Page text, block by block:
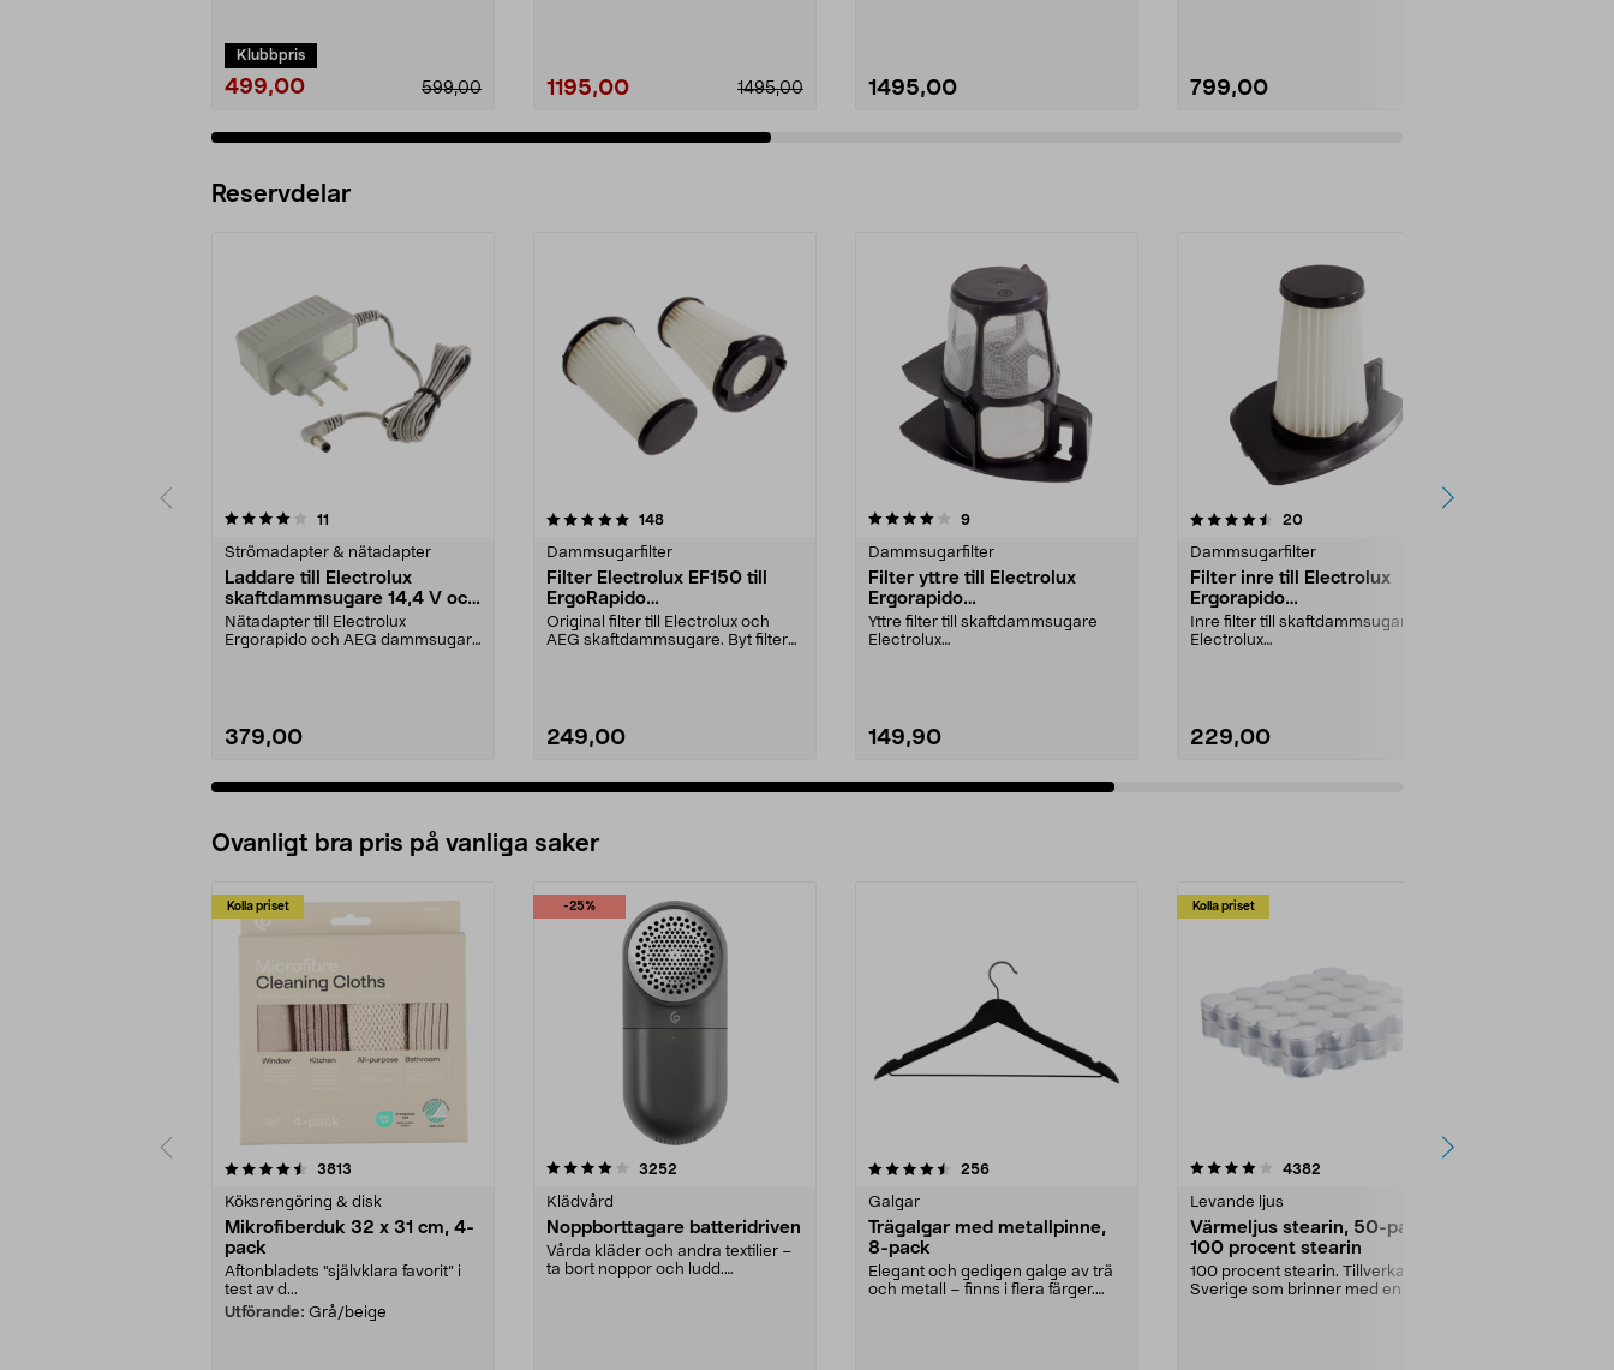
Klubbpris
499,00 599,00 1195,00 1495,00 1495,00 799,00
Reservdelar
11
Strömadapter & nätadapter
Laddare till Electrolux
skaftdammsugare 14,4 V och
18 V
Nätadapter till Electrolux
Ergorapido och AEG dammsugare
379,00
5.0av 5 stjärnor 148recensioner
Dammsugarfilter
Filter Electrolux EF150 till
ErgoRapido
skaftdammsugare
Original filter till Electrolux och
AEG skaftdammsugare. Byt filter
249,00
4.0av 5 stjärnor 9recensioner
Dammsugarfilter
Filter yttre till Electrolux
Ergorapido
skaftdammsugare
Yttre filter till skaftdammsugare
Electrolux
149,90
4.5av 5 stjärnor 20recensioner
Dammsugarfilter
Filter inre till Electrolux
Ergorapido
skaftdammsugare
Inre filter till skaftdammsugare
Electrolux
229,00
4.5av 5 stjärnor
Ovanligt bra pris på vanliga saker
Kolla priset
3813
Köksrengöring & disk
Mikrofiberduk 32 x 31 cm, 4-
pack
Aftonbladets "självklara favorit” i
test av d...
Utförande: Grå/beige
-25%
4.0av 5 stjärnor 3252
Klädvård
Noppborttagare batteridriven
Vårda kläder och andra textilier –
ta bort noppor och ludd.
4.5av 5 stjärnor 256recensioner
Galgar
Trägalgar med metallpinne,
8-pack
Elegant och gedigen galge av trä
och metall – finns i flera färger.
Kolla priset
4.0av 5 stjärnor 4382
Levande ljus
Värmeljus stearin, 50-pack,
100 procent stearin
100 procent stearin. Tillverkade i
Sverige som brinner med en
4.5av 5 stjärnor